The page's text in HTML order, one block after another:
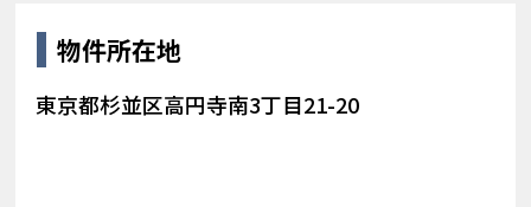
物件所在地
東京都杉並区高円寺南3丁目21-20